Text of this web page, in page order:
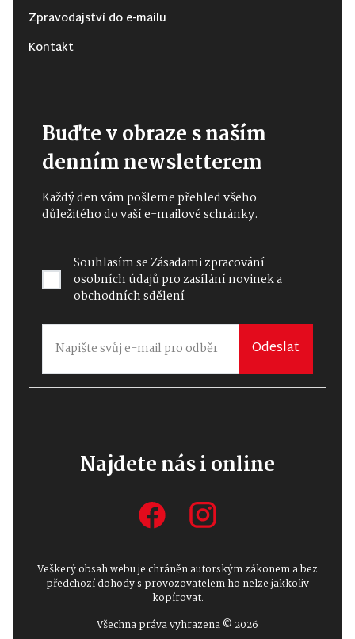
Zpravodajství do e-mailu
Kontakt
Buďte v obraze s naším
denním newsletterem
Každý den vám pošleme přehled všeho
důležitého do vaší e-mailové schránky.
Souhlasím seZásadami zpracování
osobních údajůpro zasílání novinek a
obchodních sdělení
Odeslat
Najdete nás i online
Veškerý obsah webu je chráněn autorským zákonem a bez
předchozí dohody s provozovatelem ho nelze jakkoliv
kopírovat.
Všechna práva vyhrazena © 2026